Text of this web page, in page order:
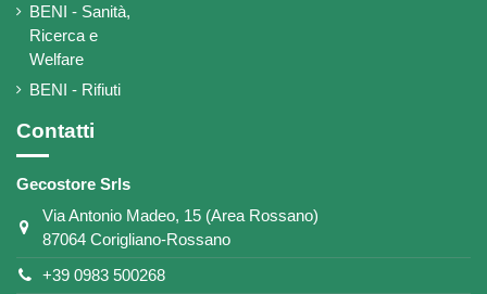
BENI - Sanità,
Ricerca e
Welfare
BENI - Rifiuti
Contatti
Gecostore Srls
Via Antonio Madeo, 15 (Area Rossano)
87064 Corigliano-Rossano
+39 0983 500268